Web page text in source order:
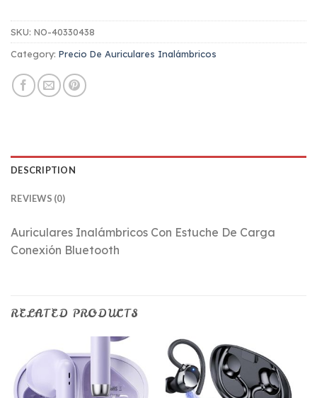
SKU: NO-40330438
Category: Precio De Auriculares Inalámbricos
DESCRIPTION
REVIEWS (0)
Auriculares Inalámbricos Con Estuche De Carga
Conexión Bluetooth
RELATED PRODUCTS